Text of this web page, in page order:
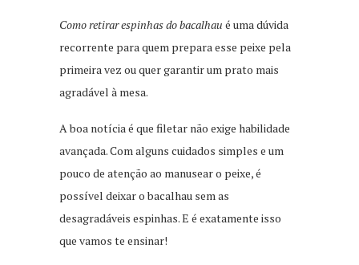
Como retirar espinhas do bacalhau é uma dúvida
recorrente para quem prepara esse peixe pela
primeira vez ou quer garantir um prato mais
agradável à mesa.
A boa notícia é que filetar não exige habilidade
avançada. Com alguns cuidados simples e um
pouco de atenção ao manusear o peixe, é
possível deixar o bacalhau sem as
desagradáveis espinhas. E é exatamente isso
que vamos te ensinar!